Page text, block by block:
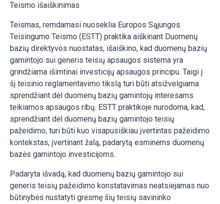
Teismo išaiškinimas
Teismas, remdamasi nuoseklia Europos Sąjungos
Teisingumo Teismo (ESTT) praktika aiškinant Duomenų
bazių direktyvos nuostatas, išaiškino, kad duomenų bazių
gamintojo sui generis teisių apsaugos sistema yra
grindžiama išimtinai investicijų apsaugos principu. Taigi į
šį teisinio reglamentavimo tikslą turi būti atsižvelgiama
sprendžiant dėl duomenų bazių gamintojų interesams
teikiamos apsaugos ribų. ESTT praktikoje nurodoma, kad,
sprendžiant dėl duomenų bazių gamintojo teisių
pažeidimo, turi būti kuo visapusiškiau įvertintas pažeidimo
kontekstas, įvertinant žalą, padarytą esminėms duomenų
bazės gamintojo investicijoms.
Padaryta išvadą, kad duomenų bazių gamintojo sui
generis teisių pažeidimo konstatavimas neatsiejamas nuo
būtinybės nustatyti grėsmę šių teisių savininko